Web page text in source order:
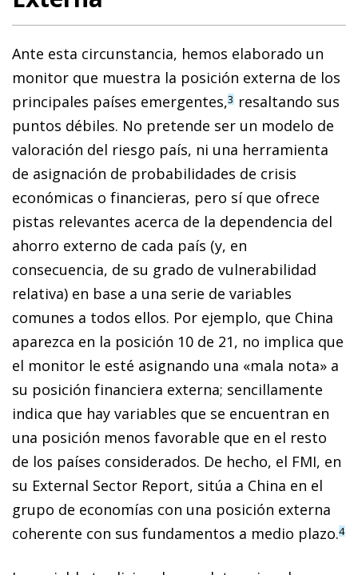
Ante esta circunstancia, hemos elaborado un
monitor que muestra la posición externa de los
principales países emergentes,3 resaltando sus
puntos débiles. No pretende ser un mo­­delo de
valoración del riesgo país, ni una he­­rramienta
de asignación de probabilidades de crisis
económicas o financieras, pero sí que ofrece
pistas relevantes acerca de la dependencia del
ahorro externo de cada país (y, en
consecuencia, de su grado de vulnerabilidad
relativa) en base a una serie de variables
comunes a todos ellos. Por ejemplo, que China
aparezca en la posición 10 de 21, no implica que
el monitor le esté asignando una «mala nota» a
su posición financiera externa; sencillamente
indica que hay variables que se encuentran en
una posición menos favorable que en el resto
de los países considerados. De hecho, el FMI, en
su External Sector Report, sitúa a China en el
grupo de economías con una posición externa
coherente con sus fundamentos a medio plazo.4